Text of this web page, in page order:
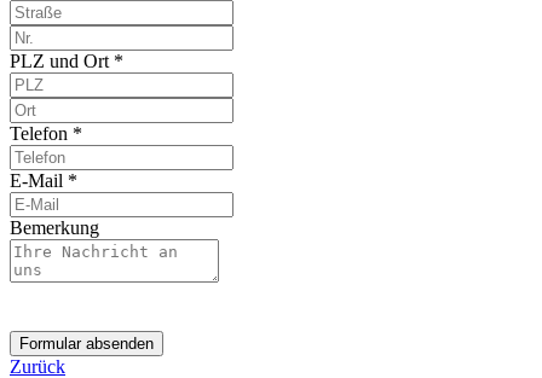
PLZ und Ort *
Telefon *
E-Mail *
Bemerkung
Formular absenden
Zurück